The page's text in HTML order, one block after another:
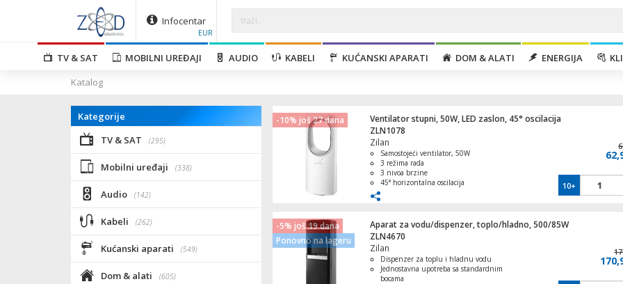
Infocentar
EUR
TV & SAT MOBILNI UREĐAJI AUDIO KABELI KUĆANSKI APARATI DOM & ALATI ENERGIJA
Katalog
Kategorije
TV & SAT
(295)
Mobilni uređaji (338)
Audio (142)
Kabeli (262)
Kućanski aparati (549)
Dom & alati (605)
-10% još 27 dana
Ventilator stupni, 50W, LED zaslon, 45° oscilacija
ZLN1078
Zilan
Samostojeći ventilator, 50W
3 režima rada
3 nivoa brzine
45° horizontalna oscilacija
10+
-5% još 19 dana
Ponovno na lageru
Aparat za vodu/dispenzer, toplo/hladno, 500/85W
ZLN4670
Zilan
Dispenzer za toplu i hladnu vodu
Jednostavna upotreba sa standardnim
bocama
Aparat za vodu/dispenzer, toplo/hladno,
500/85W
Aparat za sladoled s kompresorom,
lit., 90W